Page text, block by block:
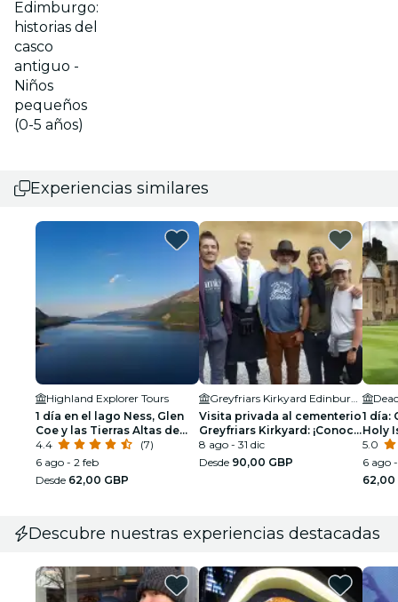
Edimburgo:
historias del
casco
antiguo -
Niños
pequeños
(0-5 años)
Experiencias similares
Highland Explorer Tours
1 día en el lago Ness, Glen
Coe y las Tierras Altas de
Escocia desde Edimburgo
4.4
(7)
6 ago - 2 feb
Desde 62,00 GBP
Visita privada al cementerio
Greyfriars Kirkyard: ¡Conoce
a los muertos del antiguo
Edimburgo!
8 ago - 31 dic
Desde 90,00 GBP
1 día:
Holy
5.0
6 ago
62,00
Descubre nuestras experiencias destacadas